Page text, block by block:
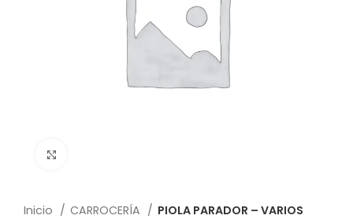
Inicio CARROCERÍA PIOLA PARADOR – VARIOS